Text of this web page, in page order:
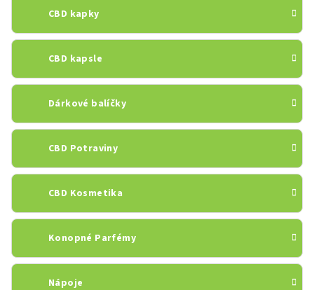
CBD kapky
CBD kapsle
Dárkové balíčky
CBD Potraviny
CBD Kosmetika
Konopné Parfémy
Nápoje